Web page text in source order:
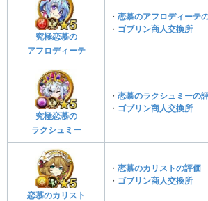
究極恋慕の
アフロディーテ
・ 恋慕のアフロディーテ
・ ゴブリン商人交換所
究極恋慕の
ラクシュミー
・ 恋慕のラクシュミーの
・ ゴブリン商人交換所
恋慕のカリスト
・ 恋慕のカリストの評価
・ ゴブリン商人交換所